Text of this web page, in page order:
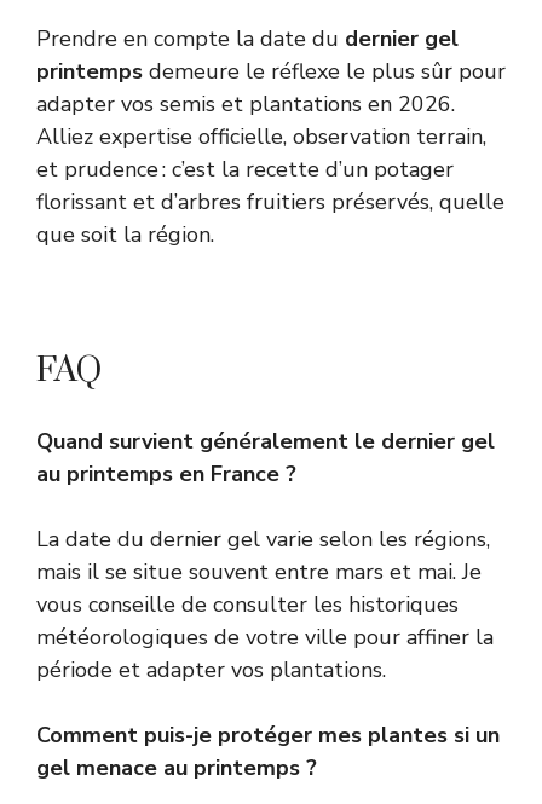
Prendre en compte la date du dernier gel
printemps demeure le réflexe le plus sûr pour
adapter vos semis et plantations en 2026.
Alliez expertise officielle, observation terrain,
et prudence : c’est la recette d’un potager
florissant et d’arbres fruitiers préservés, quelle
que soit la région.
FAQ
Quand survient généralement le dernier gel
au printemps en France ?
La date du dernier gel varie selon les régions,
mais il se situe souvent entre mars et mai. Je
vous conseille de consulter les historiques
météorologiques de votre ville pour affiner la
période et adapter vos plantations.
Comment puis-je protéger mes plantes si un
gel menace au printemps ?